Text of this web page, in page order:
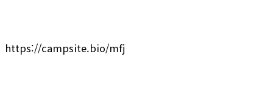
https://campsite.bio/mfj